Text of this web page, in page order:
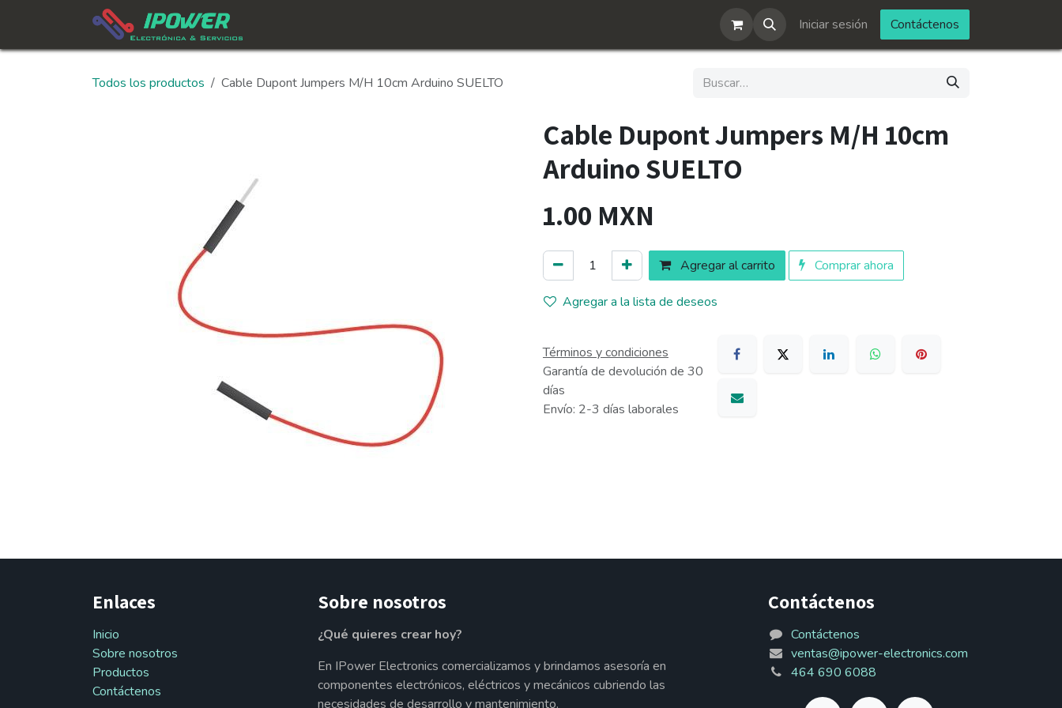
Iniciar sesión Contáctenos
Todos los productos Cable Dupont Jumpers M/H 10cm Arduino SUELTO
Cable Dupont Jumpers M/H 10cm
Arduino SUELTO
1.00 MXN
Agregar al carrito Comprar ahora
Agregar a la lista de deseos
Términos y condiciones
Garantía de devolución de 30
días
Envío: 2-3 días laborales
Enlaces
Inicio
Sobre nosotros
Productos
Contáctenos
Sobre nosotros
¿Qué quieres crear hoy?
En IPower Electronics comercializamos y brindamos asesoría en
componentes electrónicos, eléctricos y mecánicos cubriendo las
necesidades de desarrollo y mantenimiento.
Contáctenos
Contáctenos
ventas@ipower-electronics.com
464 690 6088